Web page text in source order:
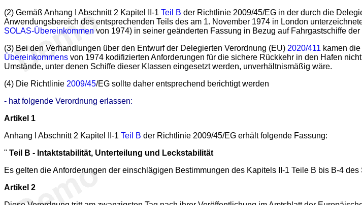
(2) Gemäß Anhang I Abschnitt 2 Kapitel II-1 Teil B der Richtlinie 2009/45/EG in der durch die
Anwendungsbereich des entsprechenden Teils des am 1. November 1974 in London
SOLAS-Übereinkommen von 1974) in seiner geänderten Fassung in Bezug auf Fahrgastschiffe
(3) Bei den Verhandlungen über den Entwurf der Delegierten Verordnung (EU) 2020/411 kamen
Übereinkommens von 1974 kodifizierten Anforderungen für die sichere Rückkehr in den Hafen
Umstände, unter denen Schiffe dieser Klassen eingesetzt werden, unverhältnismäßig wäre.
(4) Die Richtlinie 2009/45/EG sollte daher entsprechend berichtigt werden
- hat folgende Verordnung erlassen:
Artikel 1
Anhang I Abschnitt 2 Kapitel II-1 Teil B der Richtlinie 2009/45/EG erhält folgende Fassung:
" Teil B - Intaktstabilität, Unterteilung und Leckstabilität
Es gelten die Anforderungen der einschlägigen Bestimmungen des Kapitels II-1 Teile B bis B-4
Artikel 2